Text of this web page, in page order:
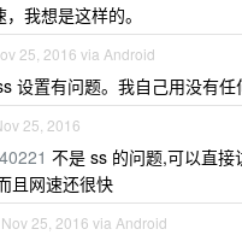
我想是这样的。
25, 2016 via Android
设置有问题。我自己用没有任
25, 2016
不是 ss 的问题,可以直接
且网速还很快
Nov 25, 2016 via Android